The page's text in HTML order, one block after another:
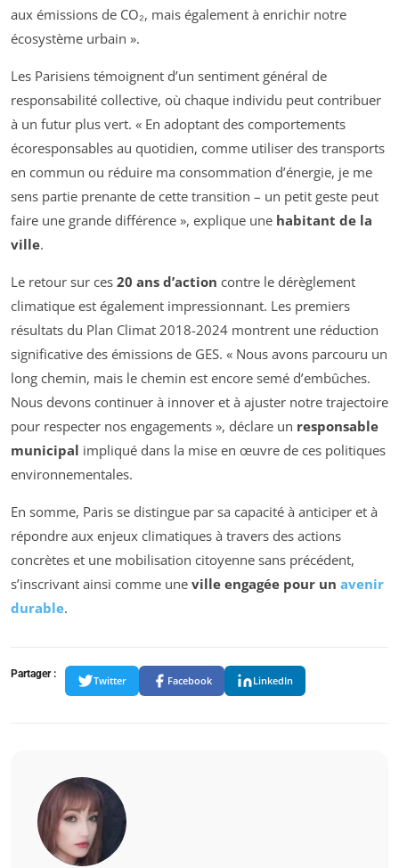
aux émissions de CO₂, mais également à enrichir notre
écosystème urbain ».
Les Parisiens témoignent d’un sentiment général de
responsabilité collective, où chaque individu peut contribuer
à un futur plus vert. « En adoptant des comportements
écoresponsables au quotidien, comme utiliser des transports
en commun ou réduire ma consommation d’énergie, je me
sens partie prenante de cette transition – un petit geste peut
faire une grande différence », explique une habitant de la
ville.
Le retour sur ces 20 ans d’action contre le dérèglement
climatique est également impressionnant. Les premiers
résultats du Plan Climat 2018-2024 montrent une réduction
significative des émissions de GES. « Nous avons parcouru un
long chemin, mais le chemin est encore semé d’embûches.
Nous devons continuer à innover et à ajuster notre trajectoire
pour respecter nos engagements », déclare un responsable
municipal impliqué dans la mise en œuvre de ces politiques
environnementales.
En somme, Paris se distingue par sa capacité à anticiper et à
répondre aux enjeux climatiques à travers des actions
concrètes et une mobilisation citoyenne sans précédent,
s’inscrivant ainsi comme une ville engagée pour un avenir
durable.
Partager :
Twitter Facebook LinkedIn